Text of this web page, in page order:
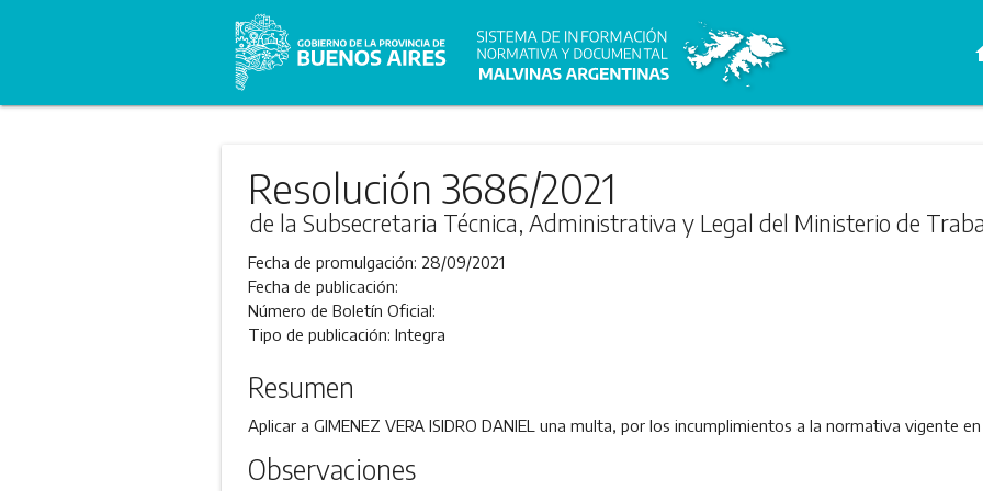
Resolución 3686/2021
de la Subsecretaria Técnica, Administrativa y Legal del Ministerio de
Fecha de promulgación: 28/09/2021
Fecha de publicación:
Número de Boletín Oficial:
Tipo de publicación: Integra
Resumen
Aplicar a GIMENEZ VERA ISIDRO DANIEL una multa, por los incumplimientos a la normativa vigente
Observaciones